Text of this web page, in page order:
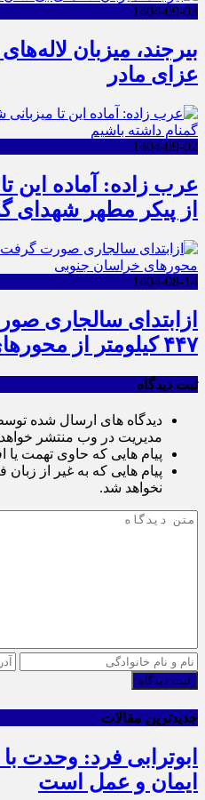
1404-09-03
بیرجند، میزبان
عزای مادر
1404-09-02
عرب زاده: آماده این
از پیکر مطهر شهدای
1404-08-14
ازابتدای سالجاری
۴۴۷ کیلومتر از محورهای خراسان جنوبی
ثبت دیدگاه
دیدگاه های ارسال شده
مدیریت در وب منتشر
پیام هایی که حاوی تهمت یا
پیام هایی که به غیر از
نخواهد شد.
ثبت دیدگاه
جدیدترین مقالات
ابوترابی فرد: وحدت
ایمان و عمل است